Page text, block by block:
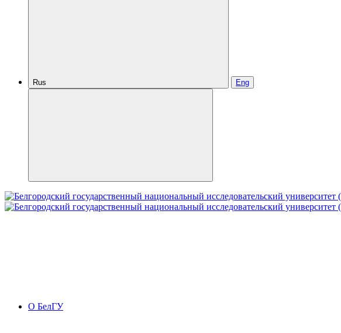
Rus Eng
О БелГУ